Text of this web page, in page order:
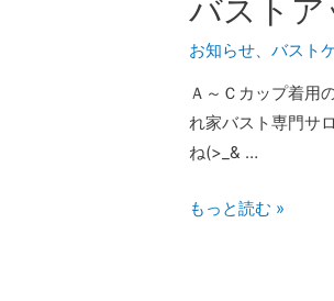
バスト
お知らせ、バスト
Ａ～Ｃカップ着用
れ家バスト専門サ
ね(>_& …
もっと読む »